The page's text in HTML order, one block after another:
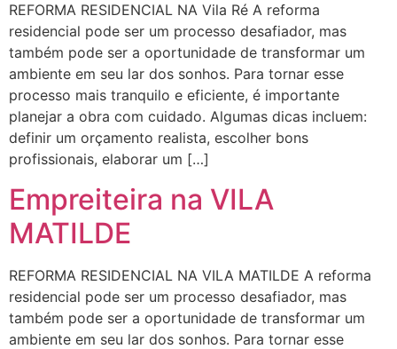
REFORMA RESIDENCIAL NA Vila Ré A reforma
residencial pode ser um processo desafiador, mas
também pode ser a oportunidade de transformar um
ambiente em seu lar dos sonhos. Para tornar esse
processo mais tranquilo e eficiente, é importante
planejar a obra com cuidado. Algumas dicas incluem:
definir um orçamento realista, escolher bons
profissionais, elaborar um […]
Empreiteira na VILA
MATILDE
REFORMA RESIDENCIAL NA VILA MATILDE A reforma
residencial pode ser um processo desafiador, mas
também pode ser a oportunidade de transformar um
ambiente em seu lar dos sonhos. Para tornar esse